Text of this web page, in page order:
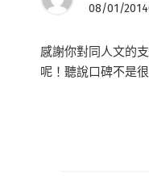
08/01/
感謝你對同人文的
呢！聽說口碑不是很